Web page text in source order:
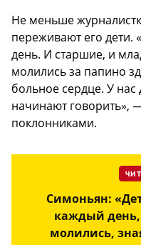
Не меньше
переживают его дети.
день. И старшие, и
молились за папино
больное сердце. У нас
начинают говорить»,
поклонниками.
Симоньян:
каждый день,
молились,